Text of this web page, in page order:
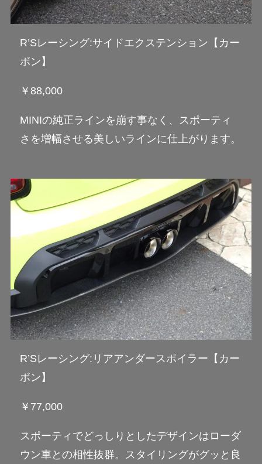
R’Sレーシング:サイドエクステンション【カー
ボン】
￥88,000
MINIの純正ラインを崩す事なく、スポーティ
さを増幅させる美しいラインに仕上がります。
R’Sレーシング:リアアンダースポイラー【カー
ボン】
￥77,000
スポーティでどっしりとしたデザインはローダ
ウン車との相性抜群。スタイリングがグッと良